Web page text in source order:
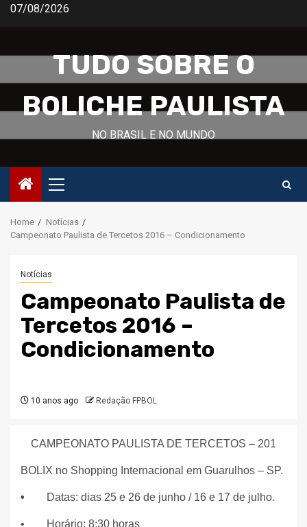
Skip07/08/2026
TUDO SOBRE O
BOLICHE PAULISTA
NO BRASIL E NO MUNDO
Primary
Menu
Home
Notícias
Campeonato Paulista de Tercetos 2016 – Condicionamento
Notícias
Campeonato Paulista de
Tercetos 2016 –
Condicionamento
10 anos ago Redação FPBOL
CAMPEONATO PAULISTA DE TERCETOS – 201
BOLIX no Shopping Internacional em Guarulhos – SP.
• Datas: dias 25 e 26 de junho / 16 e 17 de julho.
• Horário: 8:30 horas